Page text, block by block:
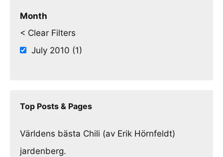
Month
< Clear Filters
July 2010 (1)
Top Posts & Pages
Världens bästa Chili (av Erik Hörnfeldt)
jardenberg.